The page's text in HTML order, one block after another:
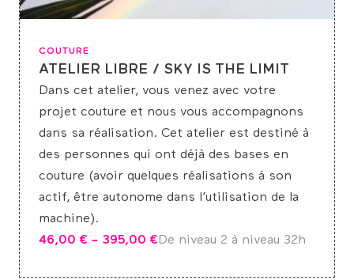
COUTURE
ATELIER LIBRE / SKY IS THE LIMIT
Dans cet atelier, vous venez avec votre
projet couture et nous vous accompagnons
dans sa réalisation. Cet atelier est destiné à
des personnes qui ont déjà des bases en
couture (avoir quelques réalisations à son
actif, être autonome dans l’utilisation de la
machine).
46,00 € – 395,00 €De niveau 2 à niveau 32h